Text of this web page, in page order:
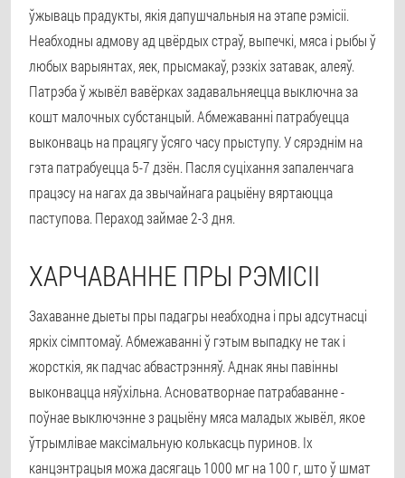
ўжываць прадукты, якія дапушчальныя на этапе рэмісіі.
Неабходны адмову ад цвёрдых страў, выпечкі, мяса і рыбы ў
любых варыянтах, яек, прысмакаў, рэзкіх затавак, алеяў.
Патрэба ў жывёл вавёрках задавальняецца выключна за
кошт малочных субстанцый. Абмежаванні патрабуецца
выконваць на працягу ўсяго часу прыступу. У сярэднім на
гэта патрабуецца 5-7 дзён. Пасля суціхання запаленчага
працэсу на нагах да звычайнага рацыёну вяртаюцца
паступова. Пераход займае 2-3 дня.
ХАРЧАВАННЕ ПРЫ РЭМІСІІ
Захаванне дыеты пры падагры неабходна і пры адсутнасці
яркіх сімптомаў. Абмежаванні ў гэтым выпадку не так і
жорсткія, як падчас абвастрэнняў. Аднак яны павінны
выконвацца няўхільна. Асноватворнае патрабаванне -
поўнае выключэнне з рацыёну мяса маладых жывёл, якое
ўтрымлівае максімальную колькасць пуринов. Іх
канцэнтрацыя можа дасягаць 1000 мг на 100 г, што ў шмат